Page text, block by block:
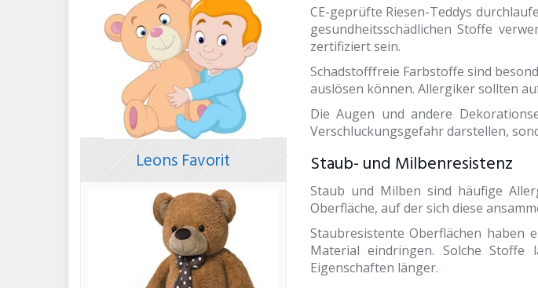
CE-geprüfte Riesen-Teddys
gesundheitsschädlichen Stoffe
zertifiziert sein.
Schadstofffreie Farbstoffe sind
auslösen können. Allergiker sollten
Die Augen und andere
Verschluckungsgefahr darstellen,
Staub- und Milbenresistenz
Staub und Milben sind häufige
Oberfläche, auf der sich diese
Staubresistente Oberflächen haben
Material eindringen. Solche
Eigenschaften länger.
Leons Favorit